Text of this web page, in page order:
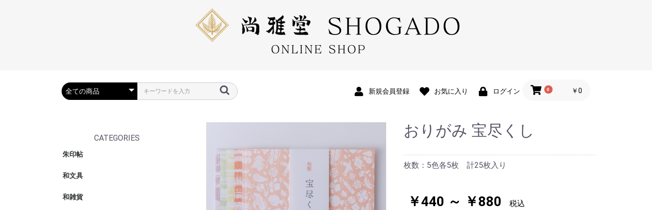
新規会員登録 お気に入り ログイン 0 ￥0
CATEGORIES
朱印帖 ポケット朱印帖
朱印帖バッグ
和文具 筆箱・ペンケース
リングノート A5サイズ
A6サイズ
和綴じノート・和綴じメモ
メッセージカード
システム手帳用 友禅インデックス バイブル
和雑貨 ブックカバー
カードケース
マスクケース
デスクトップ小物
金封・ポチ袋・はがき
テープ・ロール付箋
うちわ・扇子
がま口ポーチ
おりがみ 宝尽くし
枚数：5色各5枚 計25枚入り
￥440 ～ ￥880 税込